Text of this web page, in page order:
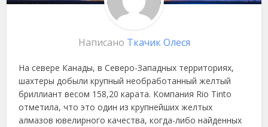
Написано Ткачик Олеся
На севере Канады, в Северо-Западных территориях,
шахтеры добыли крупный необработанный желтый
бриллиант весом 158,20 карата. Компания Rio Tinto
отметила, что это один из крупнейших желтых
алмазов ювелирного качества, когда-либо найденных